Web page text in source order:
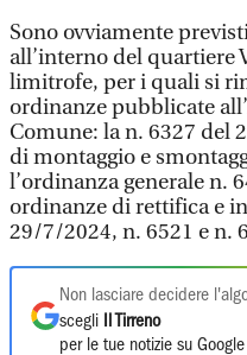
Sono ovviamente
all’interno del quartiere
limitrofe, per i quali si
ordinanze pubblicate
Comune: la n. 6327 del
di montaggio e
l’ordinanza generale n.
ordinanze di rettifica e
29/7/2024, n. 6521 e n.
Non lasciare decidere
scegli
Il Tirreno
per le tue notizie su Google